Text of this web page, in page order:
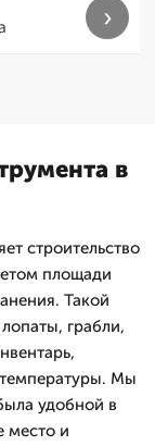
›
в
строительство
площади
Такой
грабли,
Мы
удобной в
место и